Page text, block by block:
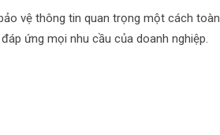
vệ thông tin quan trọng một cách toàn
ứng mọi nhu cầu của doanh nghiệp.